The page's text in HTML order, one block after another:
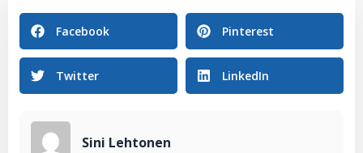
Facebook Pinterest
Twitter LinkedIn
Sini Lehtonen